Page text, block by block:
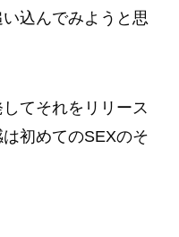
込んでみようと思
てそれをリリース
初めてのSEXのそ